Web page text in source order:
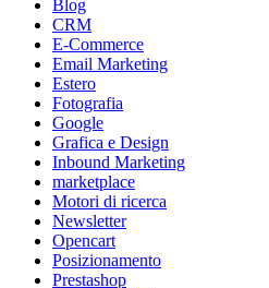
Blog
CRM
E-Commerce
Email Marketing
Estero
Fotografia
Google
Grafica e Design
Inbound Marketing
marketplace
Motori di ricerca
Newsletter
Opencart
Posizionamento
Prestashop